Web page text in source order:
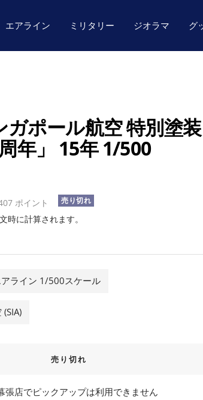
エアライン ミリタリー ジオラマ グ
ガポール航空 特別塗装
年」 15年 1/500
ポイント 売り切れ
時に計算されます。
ライン 1/500スケール
売り切れ
張店でピックアップは利用できません